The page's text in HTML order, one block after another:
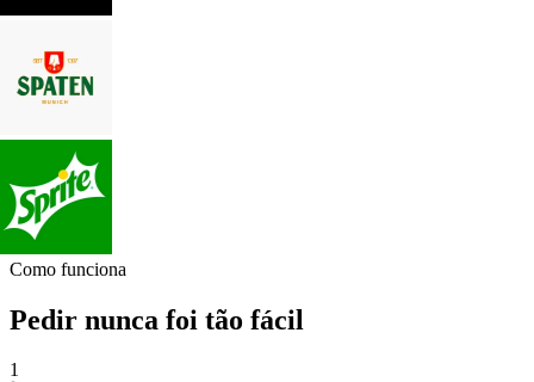
Como funciona
Pedir nunca foi tão fácil
1